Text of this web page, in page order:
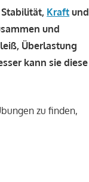
Stabilität, Kraft und
und
Überlastung
kann sie diese
zu finden,